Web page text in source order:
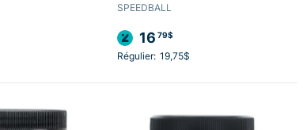
SPEEDBALL
16 79$
Régulier: 19,75$